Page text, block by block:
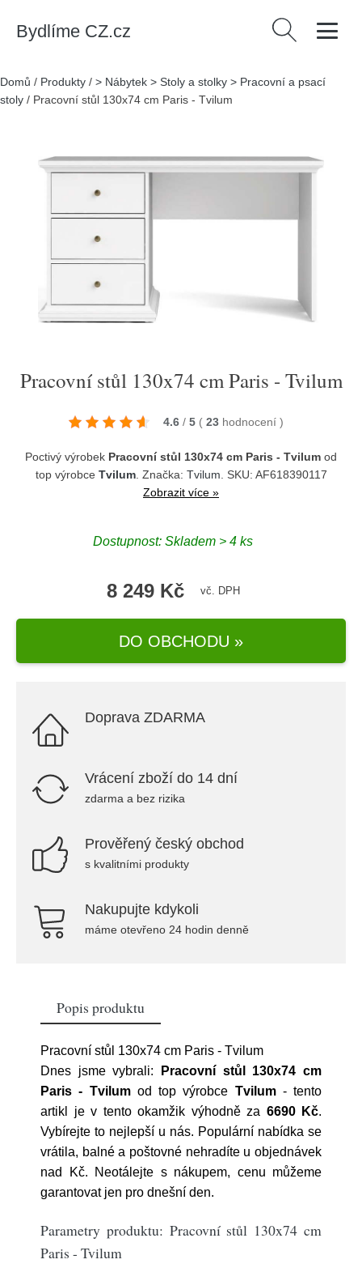
Bydlíme CZ.cz Vyhledávání
Domů / Produkty / > Nábytek > Stoly a stolky > Pracovní a psací
stoly / Pracovní stůl 130x74 cm Paris - Tvilum
Pracovní stůl 130x74 cm Paris - Tvilum
4.6 / 5 ( 23 hodnocení )
Poctivý výrobek Pracovní stůl 130x74 cm Paris - Tvilum od
top výrobce Tvilum. Značka: Tvilum . SKU: AF618390117
Zobrazit více »
Dostupnost: Skladem > 4 ks
8 249 Kč vč. DPH
DO OBCHODU »
Doprava ZDARMA
Vrácení zboží do 14 dní
zdarma a bez rizika
Prověřený český obchod
s kvalitními produkty
Nakupujte kdykoli
máme otevřeno 24 hodin denně
Popis produktu
Pracovní stůl 130x74 cm Paris - Tvilum
Dnes jsme vybrali:
Pracovní stůl 130x74 cm
Paris - Tvilumod top výrobce Tvilum- tento
artikl je v tento okamžik výhodně za 6690 Kč.
Vybírejte to nejlepší u nás. Populární nabídka se
vrátila, balné a poštovné nehradíte u objednávek
nad Kč. Neotálejte s nákupem, cenu můžeme
garantovat jen pro dnešní den.
Parametry produktu: Pracovní stůl 130x74 cm
Paris - Tvilum